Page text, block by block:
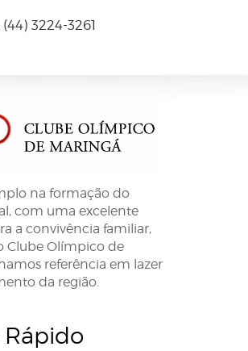
3224-3261
na formação do
com uma excelente
a convivência familiar,
Clube Olímpico de
referência em lazer
da região.
Rápido